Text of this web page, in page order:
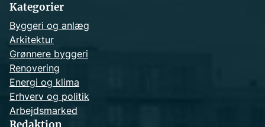
Kategorier
Byggeri og anlæg
Arkitektur
Grønnere byggeri
Renovering
Energi og klima
Erhverv og politik
Arbejdsmarked